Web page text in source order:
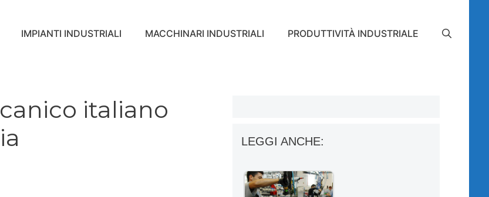
IMPIANTI INDUSTRIALI MACCHINARI INDUSTRIALI PRODUTTIVITÀ INDUSTRIALE
italiano
LEGGI ANCHE: